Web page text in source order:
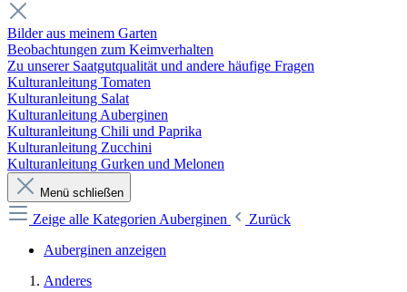
Bilder aus meinem Garten
Beobachtungen zum Keimverhalten
Zu unserer Saatgutqualität und andere häufige Fragen
Kulturanleitung Tomaten
Kulturanleitung Salat
Kulturanleitung Auberginen
Kulturanleitung Chili und Paprika
Kulturanleitung Zucchini
Kulturanleitung Gurken und Melonen
Menü schließen
Zeige alle Kategorien Auberginen
Zurück
Auberginen anzeigen
Anderes